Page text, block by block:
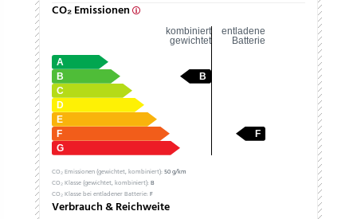
CO₂ Emissionen
kombiniert
gewichtet
entladene
Batterie
CO₂ Emissionen (gewichtet, kombiniert):50 g/km
CO₂ Klasse (gewichtet, kombiniert):B
CO₂ Klasse bei entladener Batterie:F
Verbrauch & Reichweite